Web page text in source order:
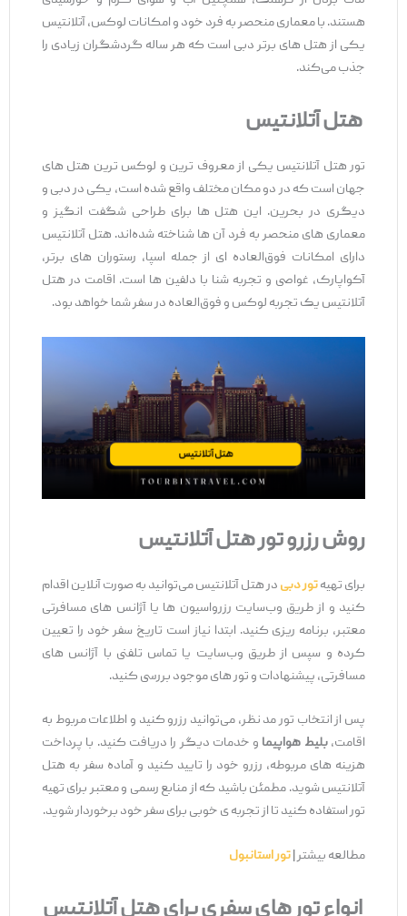
هستند. با معماری منحصر به فرد خود و امکانات لوکس، آتلانتیس
یکی از هتل‌ های برتر دبی است که هر ساله گردشگران زیادی را
جذب می‌کند.
هتل آتلانتیس
تور هتل آتلانتیس یکی از معروف ترین و لوکس ترین هتل‌ های
جهان است که در دو مکان مختلف واقع شده است، یکی در دبی و
دیگری در بحرین. این هتل ها برای طراحی شگفت‌ انگیز و
معماری های منحصر به‌ فرد آن‌ ها شناخته شده‌اند. هتل آتلانتیس
دارای امکانات فوق‌العاده ‌ای از جمله اسپا، رستوران‌ های برتر،
آکواپارک، غواصی و تجربه شنا با دلفین‌ ها است. اقامت در هتل
آتلانتیس یک تجربه لوکس و فوق‌العاده در سفر شما خواهد بود.
روش رزرو تور هتل آتلانتیس
برای تهیهتور دبیدر هتل آتلانتیس می‌توانید به صورت آنلاین اقدام
کنید و از طریق وب‌سایت رزرواسیون‌ ها یا آژانس‌ های مسافرتی
معتبر، برنامه‌ ریزی کنید. ابتدا نیاز است تاریخ سفر خود را تعیین
کرده و سپس از طریق وب‌سایت یا تماس تلفنی با آژانس‌ های
مسافرتی، پیشنهادات و تور های موجود بررسی کنید.
پس از انتخاب تور مد نظر، می‌توانید رزرو کنید و اطلاعات مربوط به
اقامت،بلیط هواپیماو خدمات دیگر را دریافت کنید. با پرداخت
هزینه‌ های مربوطه، رزرو خود را تایید کنید و آماده سفر به هتل
آتلانتیس شوید. مطمئن باشید که از منابع رسمی و معتبر برای تهیه
تور استفاده کنید تا از تجربه ی خوبی برای سفر خود برخوردار شوید.
مطالعه بیشتر |تور استانبول